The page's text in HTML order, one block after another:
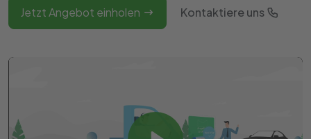
Jetzt Angebot einholen Kontaktiere uns